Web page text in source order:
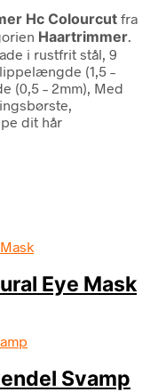
Hc Colourcut fra
Haartrimmer.
i rustfrit stål, 9
(1,5 –
(0,5 – 2mm), Med
dit hår
Eye Mask
Svamp